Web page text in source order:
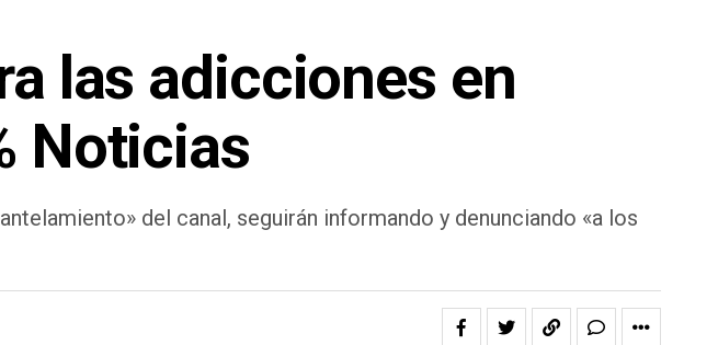
las adicciones en
Noticias
del canal, seguirán informando y denunciando «a los